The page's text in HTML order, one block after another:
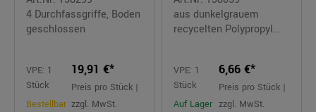
4 Durchfassgriffe, Boden
geschlossen
VPE: 1
Stück
Bestellbar
19,91 €*
Preis pro Stück |
zzgl. MwSt.
aus dunkelgrauem
recycelten Polypropyl...
VPE: 1
Stück
Auf Lager
6,66 €*
Preis pro Stück |
zzgl. MwSt.